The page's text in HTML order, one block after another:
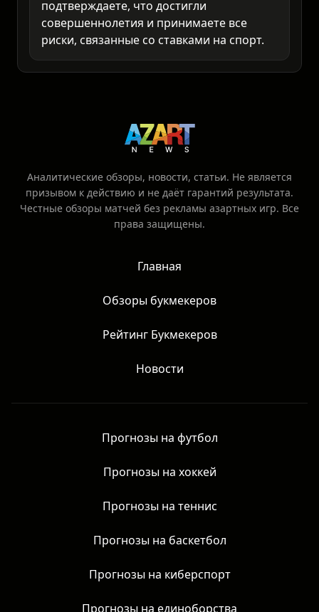
Используя наш сервис, вы
подтверждаете, что достигли
совершеннолетия и принимаете все
риски, связанные со ставками на спорт.
Аналитические обзоры, новости, статьи. Не является
призывом к действию и не даёт гарантий результата.
Главная
Обзоры букмекеров
Рейтинг Букмекеров
Новости
Прогнозы на футбол
Прогнозы на хоккей
Прогнозы на теннис
Прогнозы на баскетбол
Прогнозы на киберспорт